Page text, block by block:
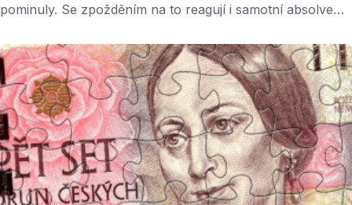
pominuly. Se zpožděním na to reagují i samotní absolventi,
ochotny slyšet. Mladí lidé začínají odlišně vnímat
i pracovní dobu a mnohem více touží po flexibilních
úvazcích. Vyplývá to z průzkumu, který v dubnu tohoto
roku zorganizovala společnost LMC, …